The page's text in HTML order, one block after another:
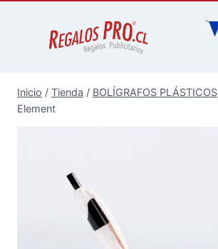
Inicio / Tienda / BOLÍGRAFOS PLÁSTICOS
Element